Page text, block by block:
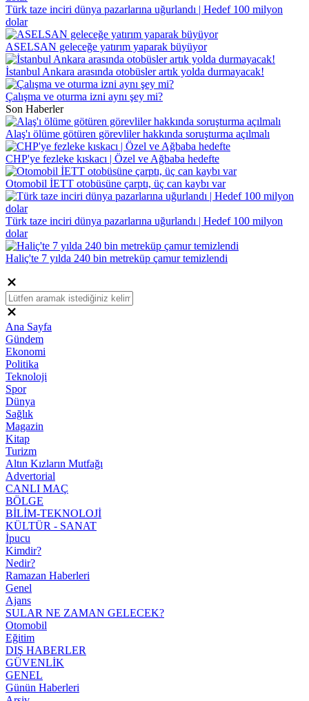
Türk taze inciri dünya pazarlarına uğurlandı | Hedef 100 milyon
dolar
ASELSAN geleceğe yatırım yaparak büyüyor
İstanbul Ankara arasında otobüsler artık yolda durmayacak!
Çalışma ve oturma izni aynı şey mi?
Son Haberler
Alaş'ı ölüme götüren görevliler hakkında soruşturma açılmalı
CHP'ye fezleke kıskacı | Özel ve Ağbaba hedefte
Otomobil İETT otobüsüne çarptı, üç can kaybı var
Türk taze inciri dünya pazarlarına uğurlandı | Hedef 100 milyon
dolar
Haliç'te 7 yılda 240 bin metreküp çamur temizlendi
Ana Sayfa
Gündem
Ekonomi
Politika
Teknoloji
Spor
Dünya
Sağlık
Magazin
Kitap
Turizm
Altın Kızların Mutfağı
Advertorial
CANLI MAÇ
BÖLGE
BİLİM-TEKNOLOJİ
KÜLTÜR - SANAT
İpucu
Kimdir?
Nedir?
Ramazan Haberleri
Genel
Ajans
SULAR NE ZAMAN GELECEK?
Otomobil
Eğitim
DIŞ HABERLER
GÜVENLİK
GENEL
Günün Haberleri